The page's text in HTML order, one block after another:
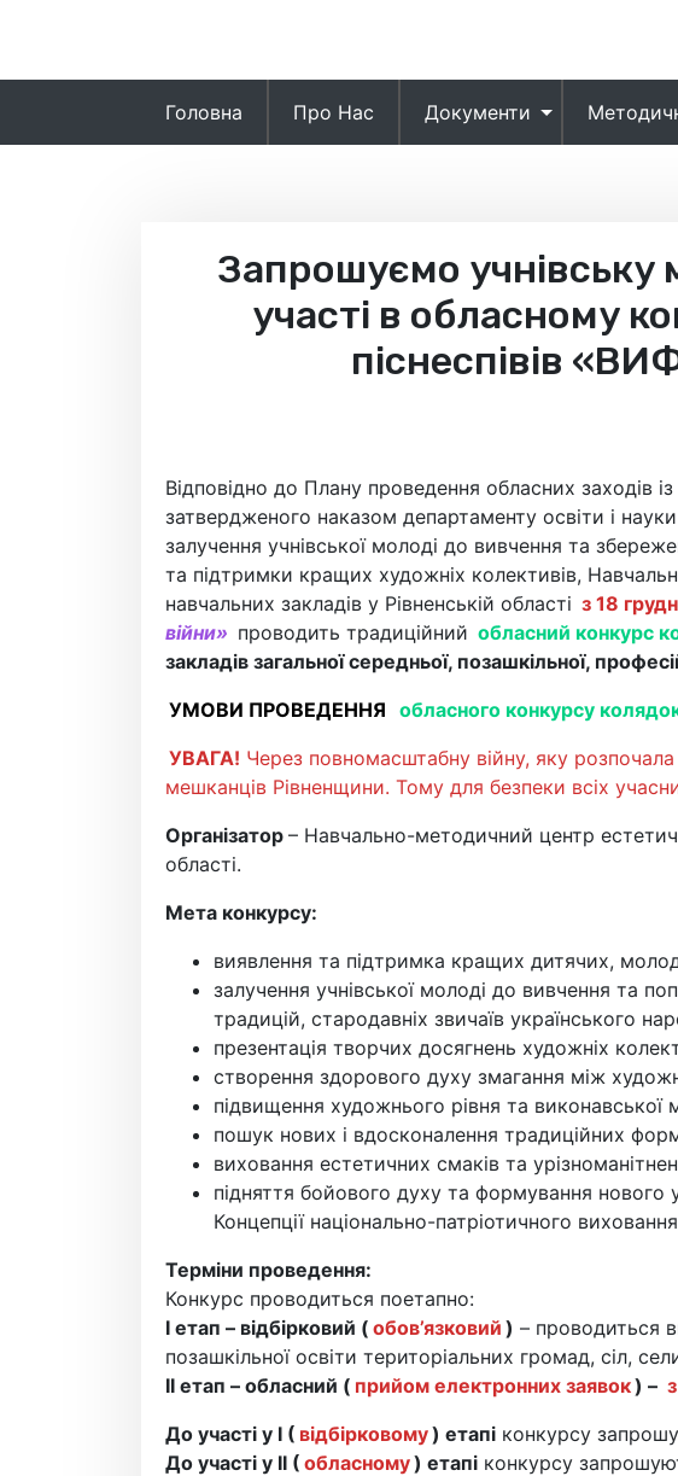
Головна
Про Нас Документи
Запрошуємо учнівську
участі в обласному
піснеспівів
Відповідно до Плану проведення обласних заходів
затвердженого наказом департаменту освіти і
залучення учнівської молоді до вивчення та
та підтримки кращих художніх колективів,
навчальних закладів у Рівненській області з 18
війни» проводить традиційний обласний конкурс
закладів загальної середньої, позашкільної,
УМОВИ ПРОВЕДЕННЯ обласного конкурсу
УВАГА! Через повномасштабну війну, яку
мешканців Рівненщини. Тому для безпеки всіх
Організатор – Навчально-методичний центр
області.
Мета конкурсу:
виявлення та підтримка кращих дитячих,
залучення учнівської молоді до вивчення та
традицій, стародавніх звичаїв українського
презентація творчих досягнень художніх
створення здорового духу змагання між
підвищення художнього рівня та виконавської
пошук нових і вдосконалення традиційних
виховання естетичних смаків та
підняття бойового духу та формування нового
Концепції національно-патріотичного
Терміни проведення:
Конкурс проводиться поетапно:
І етап – відбірковий ( обов’язковий ) – проводиться
позашкільної освіти територіальних громад, сіл,
ІІ етап – обласний ( прийом електронних заявок) –
До участі у І ( відбірковому) етапі конкурсу
До участі у ІІ ( обласному) етапі конкурсу